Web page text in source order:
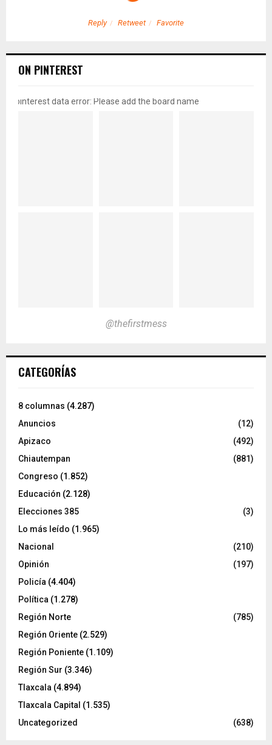
Reply Retweet Favorite
ON PINTEREST
pinterest data error: Please add the board name
@thefirstmess
CATEGORÍAS
8 columnas (4.287)
Anuncios
(12)
Apizaco
(492)
Chiautempan
(881)
Congreso (1.852)
Educación (2.128)
Elecciones 385
(3)
Lo más leído (1.965)
Nacional
(210)
Opinión
(197)
Policía (4.404)
Política (1.278)
Región Norte
(785)
Región Oriente (2.529)
Región Poniente (1.109)
Región Sur (3.346)
Tlaxcala (4.894)
Tlaxcala Capital (1.535)
Uncategorized
(638)